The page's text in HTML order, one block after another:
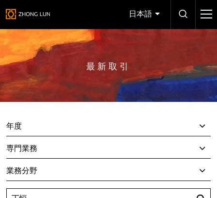
日本語
最新取引
年度
専門業務
業務分野